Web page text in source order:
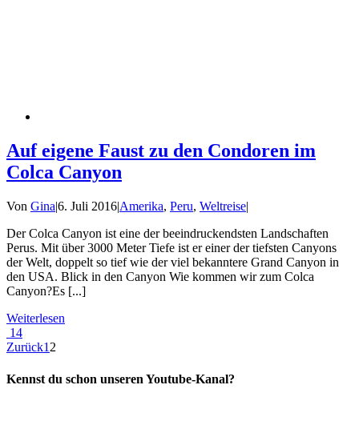
Auf eigene Faust zu den Condoren im
Colca Canyon
Von Gina|6. Juli 2016|Amerika, Peru, Weltreise|
Der Colca Canyon ist eine der beeindruckendsten Landschaften
Perus. Mit über 3000 Meter Tiefe ist er einer der tiefsten Canyons
der Welt, doppelt so tief wie der viel bekanntere Grand Canyon in
den USA. Blick in den Canyon Wie kommen wir zum Colca
Canyon?Es [...]
Weiterlesen
14
Zurück1 2
Kennst du schon unseren Youtube-Kanal?